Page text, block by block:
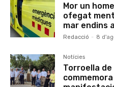
Mor un
ofegat
mar endins
Redacció - 8
Notícies
Torroella